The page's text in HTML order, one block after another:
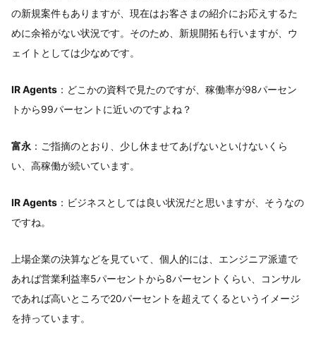
の新規案件もありますが、現在はお客さまの紹介にお応えするた
めに余裕がない状況です。そのため、新規開拓も行いますが、ウ
ェイトとしては少なめです。
IR Agents ：どこかの資料で見たのですが、稼働率が98パーセン
トから99パーセントに近いのですよね？
富永 ：ご指摘のとおり、少し休ませてあげないといけないくら
い、高稼働が続いています。
IR Agents ：ビジネスとしては良い状況だと思いますが、そうなの
ですね。
上場企業の決算などを見ていて、個人的には、エンジニア派遣で
あれば営業利益率5パーセントから8パーセントくらい、コンサル
であれば高いところで20パーセントを超えてくるというイメージ
を持っています。